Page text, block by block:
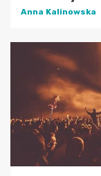
Anna Kalinowska